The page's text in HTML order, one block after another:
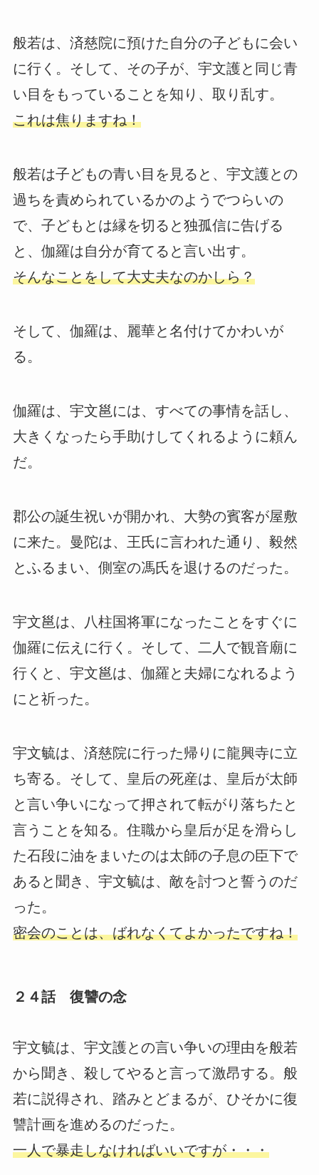
般若は、済慈院に預けた自分の子どもに会い
に行く。そして、その子が、宇文護と同じ青
い目をもっていることを知り、取り乱す。
これは焦りますね！
般若は子どもの青い目を見ると、宇文護との
過ちを責められているかのようでつらいの
で、子どもとは縁を切ると独孤信に告げる
と、伽羅は自分が育てると言い出す。
そんなことをして大丈夫なのかしら？
そして、伽羅は、麗華と名付けてかわいが
る。
伽羅は、宇文邕には、すべての事情を話し、
大きくなったら手助けしてくれるように頼ん
だ。
郡公の誕生祝いが開かれ、大勢の賓客が屋敷
に来た。曼陀は、王氏に言われた通り、毅然
とふるまい、側室の馮氏を退けるのだった。
宇文邕は、八柱国将軍になったことをすぐに
伽羅に伝えに行く。そして、二人で観音廟に
行くと、宇文邕は、伽羅と夫婦になれるよう
にと祈った。
宇文毓は、済慈院に行った帰りに龍興寺に立
ち寄る。そして、皇后の死産は、皇后が太師
と言い争いになって押されて転がり落ちたと
言うことを知る。住職から皇后が足を滑らし
た石段に油をまいたのは太師の子息の臣下で
あると聞き、宇文毓は、敵を討つと誓うのだ
った。
密会のことは、ばれなくてよかったですね！
２４話 復讐の念
宇文毓は、宇文護との言い争いの理由を般若
から聞き、殺してやると言って激昂する。般
若に説得され、踏みとどまるが、ひそかに復
讐計画を進めるのだった。
一人で暴走しなければいいですが・・・